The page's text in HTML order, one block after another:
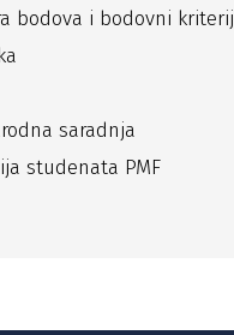
bodova i bodovni kriterij
saradnja
studenata PMF